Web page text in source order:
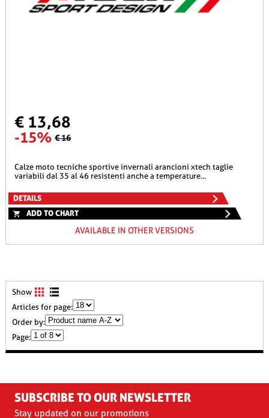
€ 13,68
-15% € 16
calze moto tecniche sportive invernali arancioni xtech taglie
variabili dal 35 al 46 resistenti anche a temperature...
DETAILS
ADD TO CHART
AVAILABLE IN OTHER VERSIONS
Show
Articles for page:
Order by:
Page:
SUBSCRIBE TO OUR NEWSLETTER
Stay updated on our promotions